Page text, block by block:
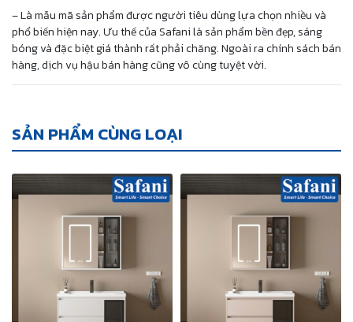
– Là mẫu mã sản phẩm được người tiêu dùng lựa chọn nhiều và
phổ biến hiện nay. Ưu thế của Safani là sản phẩm bền đẹp, sáng
bóng và đặc biệt giá thành rất phải chăng. Ngoài ra chính sách bán
hàng, dịch vụ hậu bán hàng cũng vô cùng tuyệt vời.
SẢN PHẨM CÙNG LOẠI